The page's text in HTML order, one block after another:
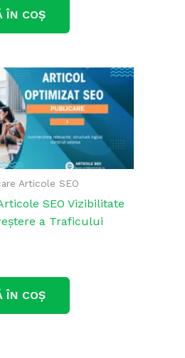
ÎN COȘ
Articole SEO
SEO Vizibilitate
a Traficului
ÎN COȘ